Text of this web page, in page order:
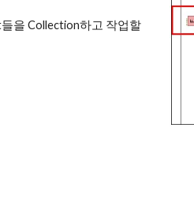
을 Collection하고 작업할